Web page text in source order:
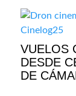
VUELOS
DESDE
DE